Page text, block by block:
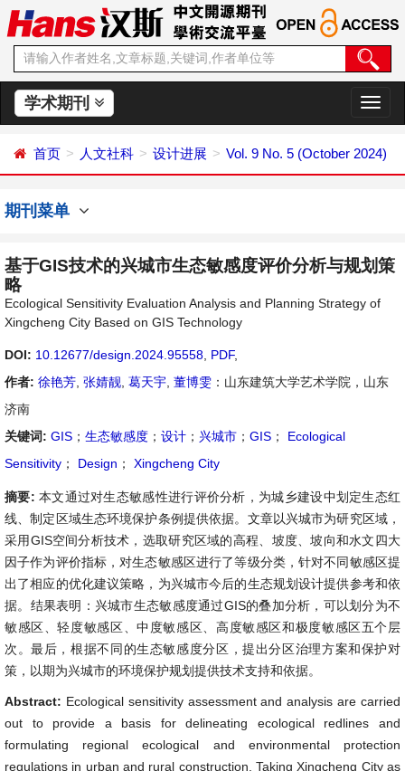
学术期刊
切
换
航
首页 人文社科 设计进展 Vol. 9 No. 5 (October 2024)
期刊菜单
基于GIS技术的兴城市生态敏感度评价分析与规划策
略
Ecological Sensitivity Evaluation Analysis and Planning Strategy of
Xingcheng City Based on GIS Technology
DOI: 10.12677/design.2024.95558 PDF,
作者: 徐艳芳 张婧靓 葛天宇 董博雯 ：山东建筑大学艺术学院，山东
济南
关键词: GIS ； 生态敏感度 ； 设计 ； 兴城市 ； GIS ；
Ecological
Sensitivity ； Design ； Xingcheng City
摘要: 本文通过对生态敏感性进行评价分析，为城乡建设中划定生态红
线、制定区域生态环境保护条例提供依据。文章以兴城市为研究区域，
采用GIS空间分析技术，选取研究区域的高程、坡度、坡向和水文四大
因子作为评价指标，对生态敏感区进行了等级分类，针对不同敏感区提
出了相应的优化建议策略，为兴城市今后的生态规划设计提供参考和依
据。结果表明：兴城市生态敏感度通过GIS的叠加分析，可以划分为不
敏感区、轻度敏感区、中度敏感区、高度敏感区和极度敏感区五个层
次。最后，根据不同的生态敏感度分区，提出分区治理方案和保护对
策，以期为兴城市的环境保护规划提供技术支持和依据。
Abstract: Ecological sensitivity assessment and analysis are carried
out to provide a basis for delineating ecological redlines and
formulating regional ecological and environmental protection
regulations in urban and rural construction. Taking Xingcheng City as